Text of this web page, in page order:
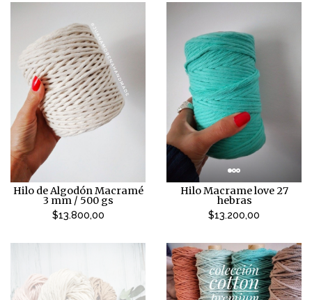
Hilo de Algodón Macramé
3 mm / 500 gs
$13.800,00
Hilo Macrame love 27
hebras
$13.200,00